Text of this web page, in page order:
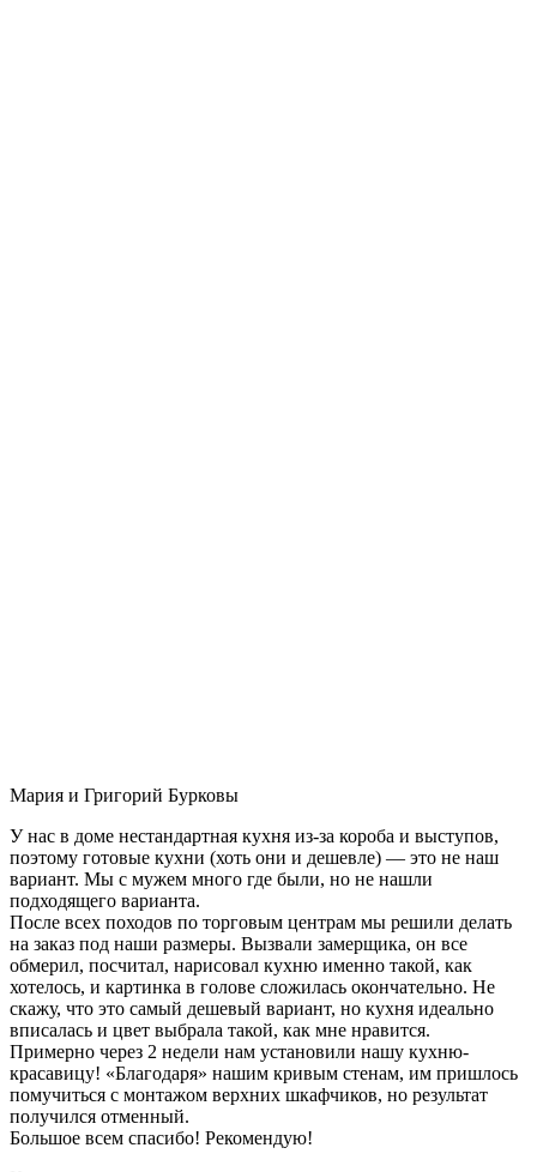
Мария и Григорий Бурковы
У нас в доме нестандартная кухня из-за короба и выступов,
поэтому готовые кухни (хоть они и дешевле) — это не наш
вариант. Мы с мужем много где были, но не нашли
подходящего варианта.
После всех походов по торговым центрам мы решили делать
на заказ под наши размеры. Вызвали замерщика, он все
обмерил, посчитал, нарисовал кухню именно такой, как
хотелось, и картинка в голове сложилась окончательно. Не
скажу, что это самый дешевый вариант, но кухня идеально
вписалась и цвет выбрала такой, как мне нравится.
Примерно через 2 недели нам установили нашу кухню-
красавицу! «Благодаря» нашим кривым стенам, им пришлось
помучиться с монтажом верхних шкафчиков, но результат
получился отменный.
Большое всем спасибо! Рекомендую!